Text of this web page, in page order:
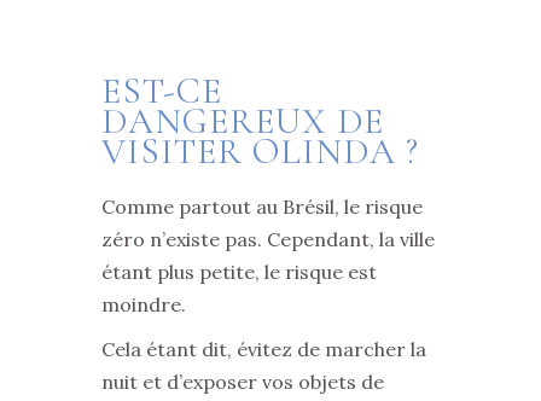
EST-CE
DANGEREUX DE
VISITER OLINDA ?
Comme partout au Brésil, le risque
zéro n’existe pas. Cependant, la ville
étant plus petite, le risque est
moindre.
Cela étant dit, évitez de marcher la
nuit et d’exposer vos objets de